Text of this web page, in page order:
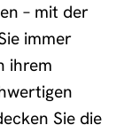
– mit der
immer
ihrem
Sie die